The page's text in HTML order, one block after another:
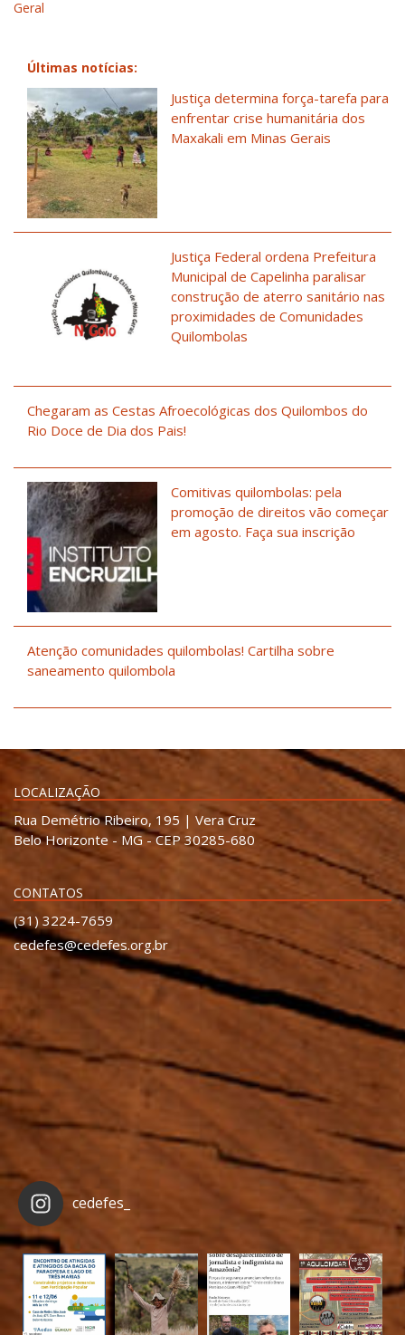
Geral
Últimas notícias:
Justiça determina força-tarefa para
enfrentar crise humanitária dos
Maxakali em Minas Gerais
Justiça Federal ordena Prefeitura
Municipal de Capelinha paralisar
construção de aterro sanitário nas
proximidades de Comunidades
Quilombolas
Chegaram as Cestas Afroecológicas dos Quilombos do
Rio Doce de Dia dos Pais!
Comitivas quilombolas: pela
promoção de direitos vão começar
em agosto. Faça sua inscrição
Atenção comunidades quilombolas! Cartilha sobre
saneamento quilombola
LOCALIZAÇÃO
Rua Demétrio Ribeiro, 195 | Vera Cruz
Belo Horizonte - MG - CEP 30285-680
CONTATOS
(31) 3224-7659
cedefes@cedefes.org.br
cedefes_